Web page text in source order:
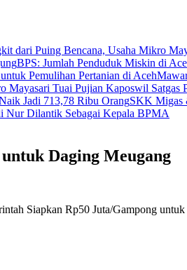
dari Puing Bencana, Usaha Mikro
BPS: Jumlah Penduduk Miskin di
Pemulihan Pertanian di Aceh
Mayasari Tuai Pujian Kaposwil Satgas
Jadi 713,78 Ribu OrangSKK Migas
Nur Dilantik Sebagai Kepala BPMA
Daging Meugang